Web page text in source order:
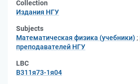
Collection
Издания НГУ
Subjects
Математическая физика (учебники) ;
преподавателей НГУ
LBC
В311я73-1я04